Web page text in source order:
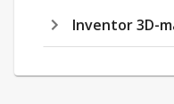
Inventor 3D-